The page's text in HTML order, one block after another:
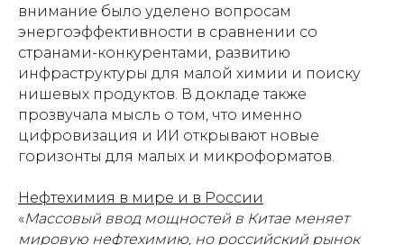
внимание было уделено вопросам
энергоэффективности в сравнении со
странами-конкурентами, развитию
инфраструктуры для малой химии и поиску
нишевых продуктов. В докладе также
прозвучала мысль о том, что именно
цифровизация и ИИ открывают новые
горизонты для малых и микроформатов.
Нефтехимия в мире и в России
«Массовый ввод мощностей в Китае меняет
мировую нефтехимию, но российский рынок